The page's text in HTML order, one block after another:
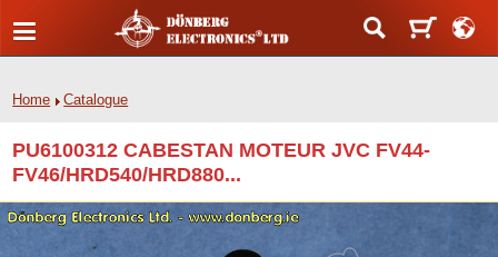
Home Catalogue
PU6100312 CABESTAN MOTEUR JVC FV44-
FV46/HRD540/HRD880...